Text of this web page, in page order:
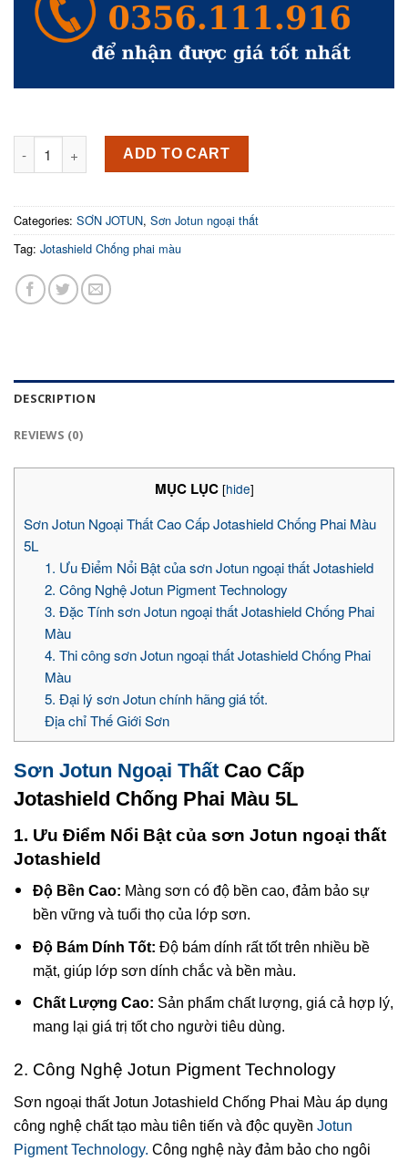
Sơn Jotun ngoại thất Jotashield Chống Phai Màu 5L quantity
ADD TO CART
Categories: SƠN JOTUN, Sơn Jotun ngoại thất
Tag: Jotashield Chống phai màu
DESCRIPTION
REVIEWS (0)
MỤC LỤC [hide]
Sơn Jotun Ngoại Thất Cao Cấp Jotashield Chống Phai Màu
5L
1. Ưu Điểm Nổi Bật của sơn Jotun ngoại thất Jotashield
2. Công Nghệ Jotun Pigment Technology
3. Đặc Tính sơn Jotun ngoại thất Jotashield Chống Phai
Màu
4. Thi công sơn Jotun ngoại thất Jotashield Chống Phai
Màu
5. Đại lý sơn Jotun chính hãng giá tốt.
Địa chỉ Thế Giới Sơn
Sơn Jotun Ngoại Thất Cao Cấp
Jotashield Chống Phai Màu 5L
1. Ưu Điểm Nổi Bật của sơn Jotun ngoại thất
Jotashield
Độ Bền Cao: Màng sơn có độ bền cao, đảm bảo sự
bền vững và tuổi thọ của lớp sơn.
Độ Bám Dính Tốt: Độ bám dính rất tốt trên nhiều bề
mặt, giúp lớp sơn dính chắc và bền màu.
Chất Lượng Cao: Sản phẩm chất lượng, giá cả hợp lý,
mang lại giá trị tốt cho người tiêu dùng.
2. Công Nghệ Jotun Pigment Technology
Sơn ngoại thất Jotun Jotashield Chống Phai Màu áp dụng
công nghệ chất tạo màu tiên tiến và độc quyền Jotun
Pigment Technology. Công nghệ này đảm bảo cho ngôi